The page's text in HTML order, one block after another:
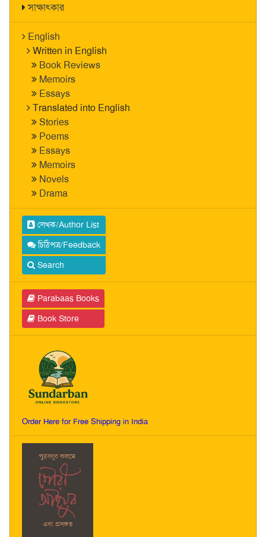
সাক্ষাৎকার
English
Written in English
Book Reviews
Memoirs
Essays
Translated into English
Stories
Poems
Essays
Memoirs
Novels
Drama
লেখক/Author List
চিঠিপত্র/Feedback
Search
Parabaas Books
Book Store
Order Here for Free Shipping in India